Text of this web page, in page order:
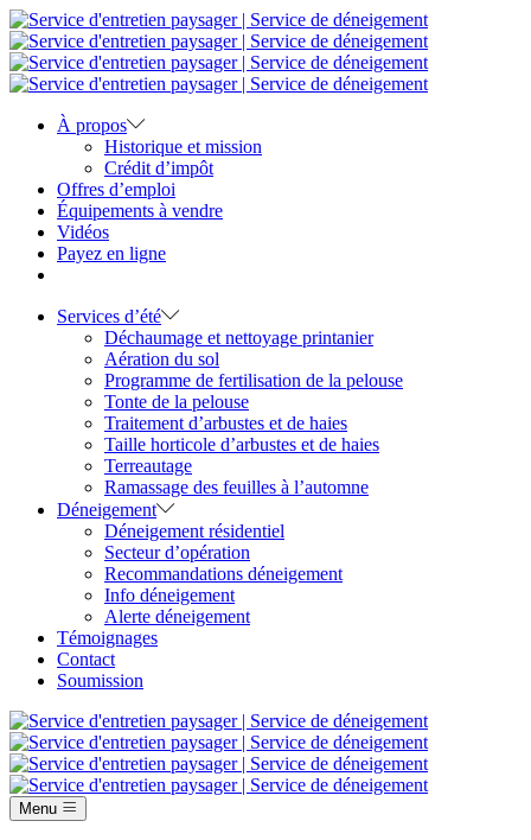
À propos
Historique et mission
Crédit d’impôt
Offres d’emploi
Équipements à vendre
Vidéos
Payez en ligne
Services d’été
Déchaumage et nettoyage printanier
Aération du sol
Programme de fertilisation de la pelouse
Tonte de la pelouse
Traitement d’arbustes et de haies
Taille horticole d’arbustes et de haies
Terreautage
Ramassage des feuilles à l’automne
Déneigement
Déneigement résidentiel
Secteur d’opération
Recommandations déneigement
Info déneigement
Alerte déneigement
Témoignages
Contact
Soumission
Menu